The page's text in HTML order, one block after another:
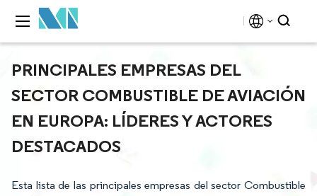
PRINCIPALES EMPRESAS DEL
SECTOR COMBUSTIBLE DE AVIACIÓN
EN EUROPA: LÍDERES Y ACTORES
DESTACADOS
Esta lista de las principales empresas del sector Combustible